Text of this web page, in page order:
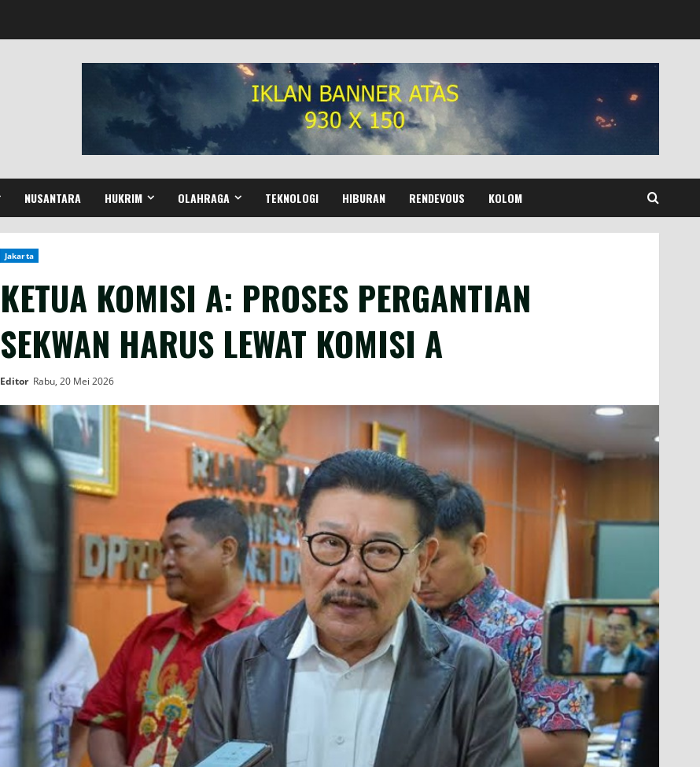
NUSANTARA HUKRIM OLAHRAGA TEKNOLOGI HIBURAN RENDEVOUS KOLOM
Jakarta
KETUA KOMISI A: PROSES PERGANTIAN
SEKWAN HARUS LEWAT KOMISI A
Editor Rabu, 20 Mei 2026